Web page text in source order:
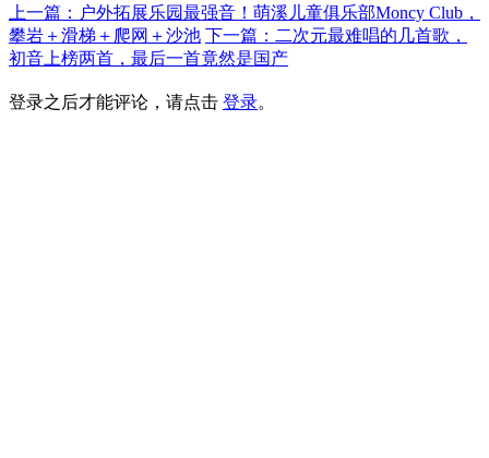
上一篇：户外拓展乐园最强音！萌溪儿童俱乐部Moncy Club，
攀岩＋滑梯＋爬网＋沙池 下一篇：二次元最难唱的几首歌，
初音上榜两首，最后一首竟然是国产
登录之后才能评论，请点击 登录。